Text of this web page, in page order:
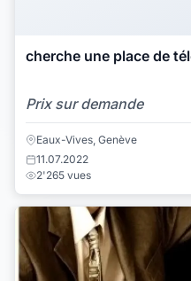
cherche une place de
Prix sur demande
Eaux-Vives, Genève
11.07.2022
2'265 vues